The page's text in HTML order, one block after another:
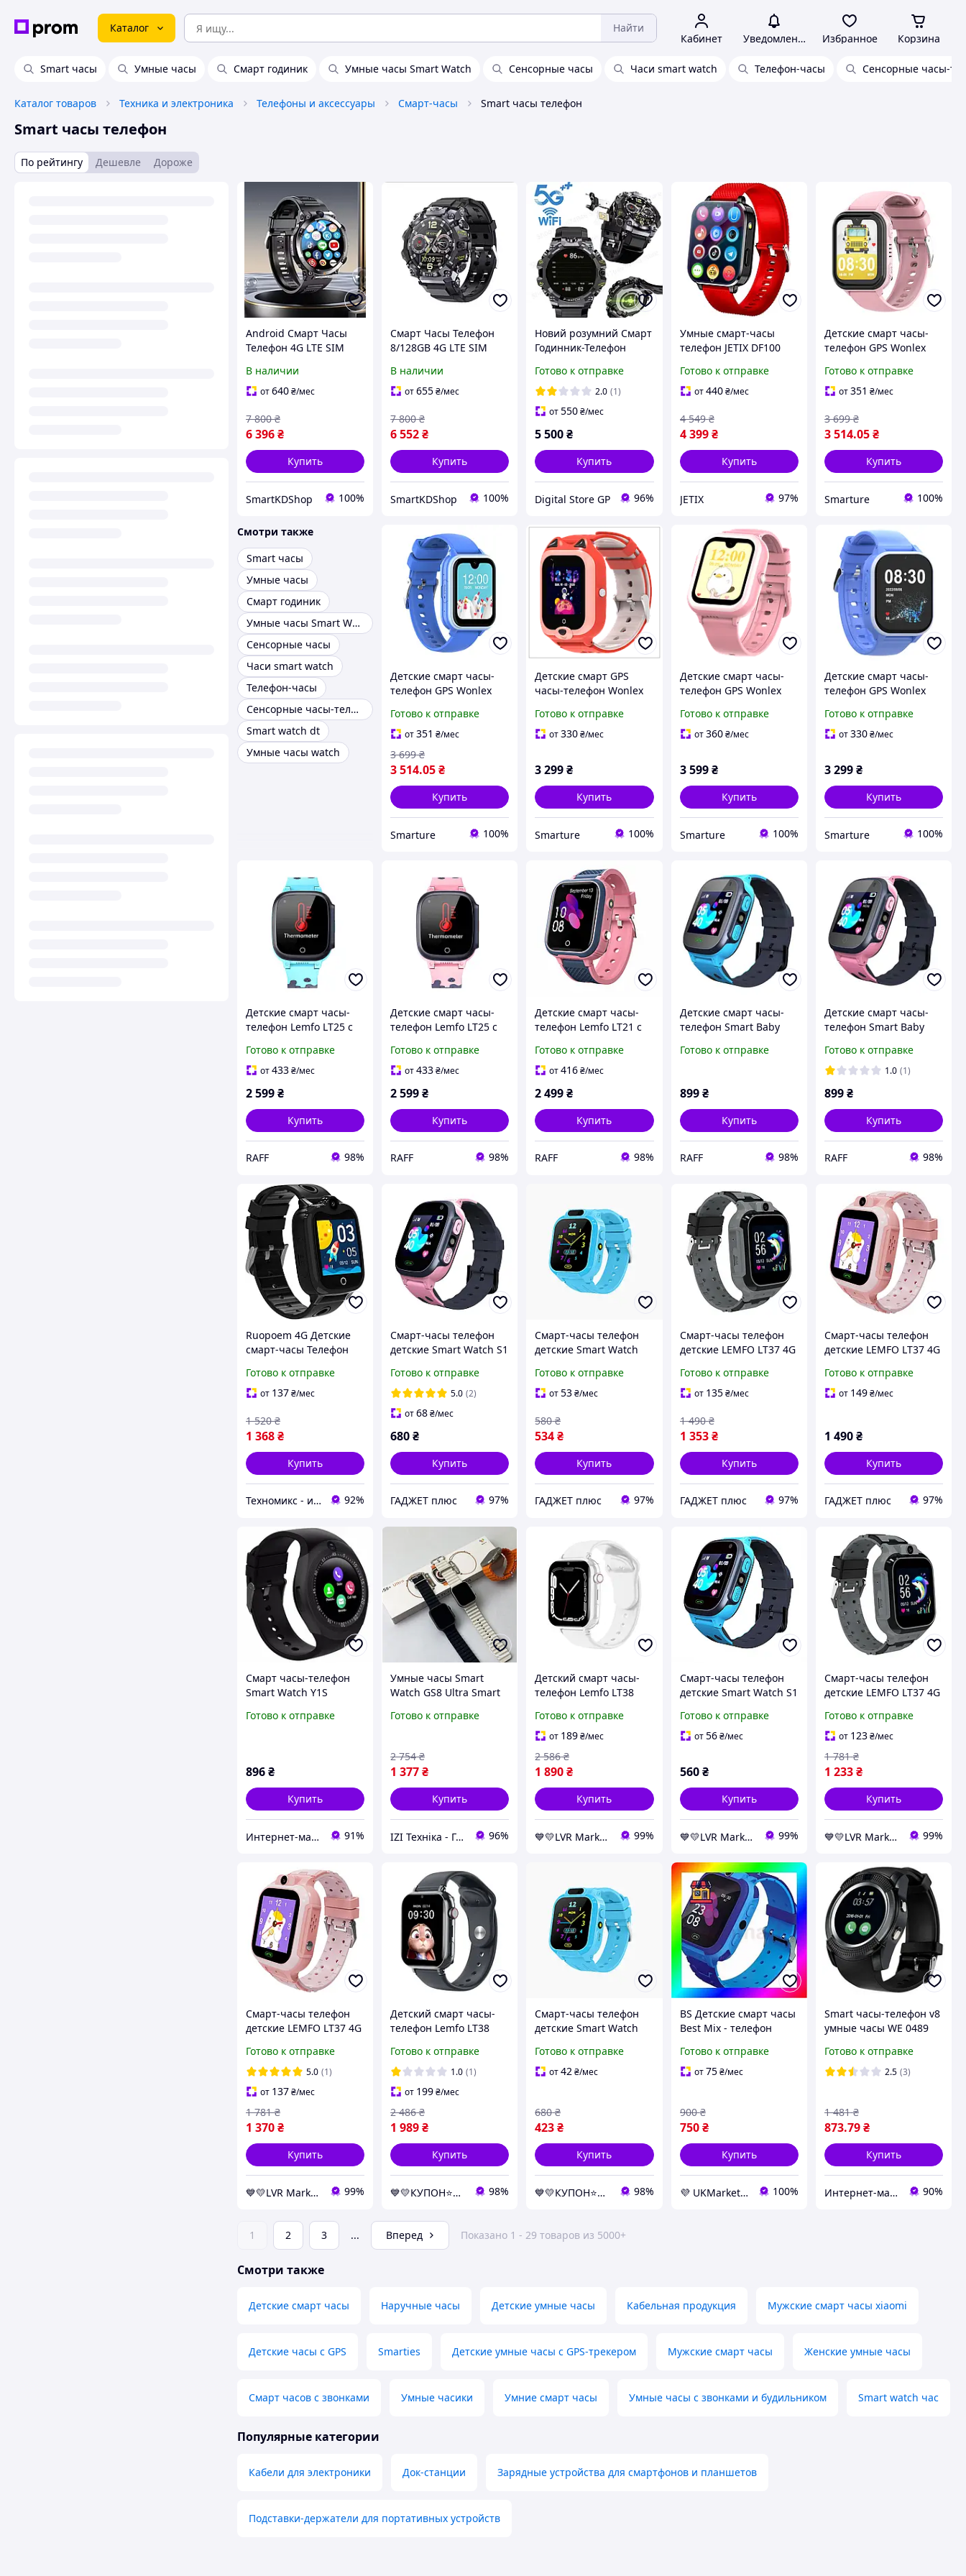
Каталог Найти
Кабинет Уведомления Избранное Корзина
Smart часы Умные часы Смарт годиник Умные часы Smart Watch Сенсорные часы Часи smart watch Телефон-часы Сенсорные часы-
Каталог товаров Техника и электроника Телефоны и аксессуары Смарт-часы Smart часы телефон
Smart часы телефон
По рейтингу Дешевле Дороже
Android Смарт Часы
Телефон 4G LTE SIM
6/128Gb Видеозвонки
Месенджеры AMOLED
камера
В наличии
от640₴/мес
6 396₴
7 800 ₴
Купить
SmartKDShop 100%
Смарт Часы Телефон
8/128GB 4G LTE SIM
P888 Мессенджеры
Android 8.1 AMOLED
Камера
В наличии
от655₴/мес
6 552₴
7 800 ₴
Купить
SmartKDShop 100%
Новий розумний Смарт
Годинник-Телефон
SIMкарта GPS Wi
FiQ668 P888 Android 8.1
1150mAh
Готово к отправке
2.0 (1)
от550₴/мес
5 500₴
Купить
Digital Store GP 96%
Умные смарт-часы
телефон JETIX DF100
виброзвонком и
влагозащитой IP67 -
Готово к отправке
от440 ₴/мес
4 399 ₴
4 549 ₴
Купить
JETIX 97%
Детские смарт часы-
телефон GPS Wonlex
и видеозвонком и
мониторингом пульса
Готово к отправке
от351 ₴/мес
3 514.05₴
3 699 ₴
Купить
Smarture 100%
Смотри также
Smart часы
Умные часы
Смарт годиник
Умные часы Smart Watch
Сенсорные часы
Часи smart watch
Телефон-часы
Сенсорные часы-телефон
Smart watch dt
Умные часы watch
Детские смарт часы-
телефон GPS Wonlex
прослушиванием,
видеозвонком и
мониторингом пульса
Готово к отправке
от351 ₴/мес
3 514.05₴
3 699 ₴
Купить
Smarture 100%
Детские смарт GPS
часы-телефон Wonlex
видеозвонком и
голосовым
Готово к отправке
от330₴/мес
3 299₴
Купить
Smarture 100%
Детские смарт часы-
телефон GPS Wonlex
видеозвонком
Готово к отправке
от360 ₴/мес
3 599 ₴
Купить
Smarture 100%
Детские смарт часы-
телефон GPS Wonlex
прослушкой,
видеозвонком, сим
стеклом
Готово к отправке
от330₴/мес
3 299₴
Купить
Smarture 100%
Детские смарт часы-
телефон Lemfo LT25 с
термометром,
родительским
прослушкой
Готово к отправке
от433₴/мес
2 599₴
Купить
RAFF 98%
Детские смарт часы-
телефон Lemfo LT25 с
розового цвета,
поддержкой 4G,
прослушкой
Готово к отправке
от433₴/мес
2 599₴
Купить
RAFF 98%
Детские смарт часы-
телефон Lemfo LT21 с
розового цвета,
поддержкой 4G,
Готово к отправке
от416₴/мес
2 499₴
Купить
RAFF 98%
Детские смарт часы-
телефон Smart Baby
для мальчика с
Готово к отправке
899 ₴
Купить
RAFF 98%
Детские смарт часы-
телефон Smart Baby
розовые с GPS для
девочки с
Готово к отправке
1.0 (1)
899₴
Купить
RAFF 98%
Ruopoem 4G Детские
смарт-часы Телефон
часы для детей с GPS-
трекером SOS IP68
Готово к отправке
от 137₴/мес
1 368₴
1 520 ₴
Купить
Техномикс - интернет - магазин качественной техники, электроники и других товаров для дома и работы 92%
Смарт-часы телефон
детские Smart Watch S1
SIM-карта (Pink)
Готово к отправке
5.0 (2)
от68₴/мес
680₴
Купить
ГАДЖЕТ плюс 97%
Смарт-часы телефон
детские Smart Watch
GPS SIM-карта (Blue)
Готово к отправке
от53₴/мес
534₴
580 ₴
Купить
ГАДЖЕТ плюс 97%
Смарт-часы телефон
детские LEMFO LT37 4G
видеозвонок/SIM-карта
Original ремешок
Готово к отправке
от 135 ₴/мес
1 353 ₴
1 490 ₴
Купить
ГАДЖЕТ плюс 97%
Смарт-часы телефон
детские LEMFO LT37 4G
видеозвонок/SIM-карта
Original ремешок
Готово к отправке
от 149₴/мес
1 490₴
Купить
ГАДЖЕТ плюс 97%
Смарт часы-телефон
Smart Watch Y1S
RT
Готово к отправке
896₴
Купить
Интернет-магазин "Техномаг" 91%
Умные часы Smart
Watch GS8 Ultra Smart
часы и фитнес-
Готово к отправке
1 377₴
2 754 ₴
Купить
IZI Техніка - Гаджети та аксесуари 96%
Детский смарт часы-
телефон Lemfo LT38
поддержкой 4G,
родительским
контролем,
прослушкой
Готово к отправке
от 189₴/мес
1 890₴
2 586 ₴
Купить
💙💛LVR Market✔️ 99%
Смарт-часы телефон
детские Smart Watch S1
SIM-карта (Blue)-LVR
Готово к отправке
от56 ₴/мес
560 ₴
Купить
💙💛LVR Market✔️ 99%
Смарт-часы телефон
детские LEMFO LT37 4G
видеозвонок/SIM-карта
Original ремешок
силикон (Black)-LVR
Готово к отправке
от 123₴/мес
1 233₴
1 781 ₴
Купить
💙💛LVR Market✔️ 99%
Смарт-часы телефон
детские LEMFO LT37 4G
видеозвонок/SIM-карта
Original ремешок
силикон (Pink)-LВR
Готово к отправке
5.0 (1)
от 137₴/мес
1 370₴
1 781 ₴
Купить
💙💛LVR Market✔️ 99%
Детский смарт часы-
телефон Lemfo LT38
поддержкой 4G,
родительским
контролем,
прослушкой
Готово к отправке
1.0 (1)
от 199₴/мес
1 989₴
2 486 ₴
Купить
💙💛КУПОН⭐️⭐️⭐️⭐️⭐️⭐️ 98%
Смарт-часы телефон
детские Smart Watch
GPS SIM-карта (Blue)-
LVR
Готово к отправке
от42₴/мес
423₴
680 ₴
Купить
💙💛КУПОН⭐️⭐️⭐️⭐️⭐️⭐️ 98%
BS Детские смарт часы
Best Mix - телефон
отслеживанием
местоположения и
Готово к отправке
от75 ₴/мес
750 ₴
900 ₴
Купить
💜 UKMarket: Товары для дома и сада: тенты, шторы, мягкие окна, мебель. Товары для спорта. Техника 100%
Smart часы-телефон v8
умные часы WE 0489
Готово к отправке
2.5 (3)
873.79₴
1 481 ₴
Купить
Интернет-магазин "Grandmarket24" 90%
1 2 3 ... Вперед Показано 1 - 29 товаров из 5000+
Смотри также
Детские смарт часы Наручные часы Детские умные часы Кабельная продукция Мужские смарт часы xiaomi
Детские часы с GPS Smarties Детские умные часы с GPS-трекером Мужские смарт часы Женские умные часы
Смарт часов с звонками Умные часики Умние смарт часы Умные часы с звонками и будильником Smart watch час
Популярные категории
Кабели для электроники Док-станции Зарядные устройства для смартфонов и планшетов
Подставки-держатели для портативных устройств